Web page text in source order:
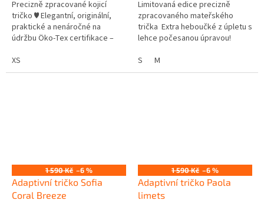
Precizně zpracované kojicí
tričko ♥ Elegantní, originální,
praktické a nenáročné na
údržbu Öko-Tex certifikace –
let...
XS
Limitovaná edice precizně
zpracovaného mateřského
trička Extra heboučké z úpletu s
lehce počesanou úpravou!
nenáročné na údržbu...
S M
1 590 Kč –6 %
Adaptivní tričko Sofia
Coral Breeze
1 590 Kč –6 %
Adaptivní tričko Paola
limets